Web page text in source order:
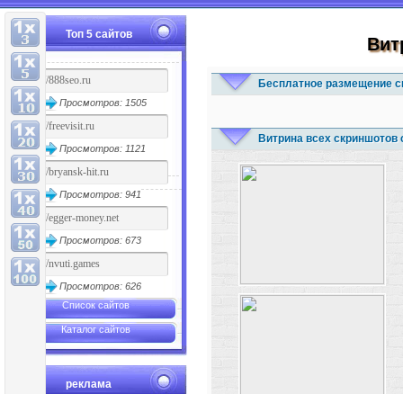
Топ 5 сайтов
Просмотров: 1505
Просмотров: 1121
Просмотров: 941
Просмотров: 673
Просмотров: 626
Список сайтов
Каталог сайтов
реклама
Бесплатное размещение
Витрина всех скриншотов